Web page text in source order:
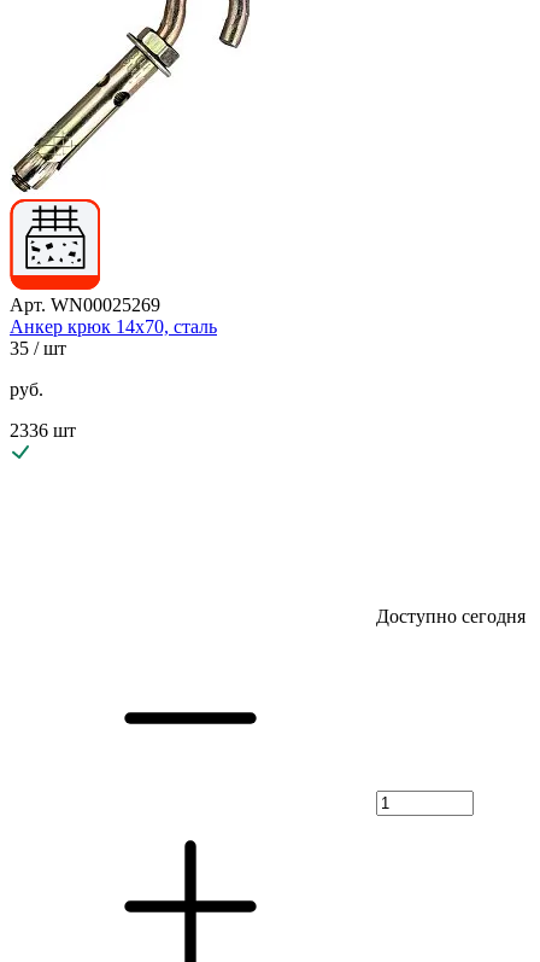
Арт. WN00025269
Анкер крюк 14х70, сталь
35 / шт
руб.
2336 шт
Доступно сегодня